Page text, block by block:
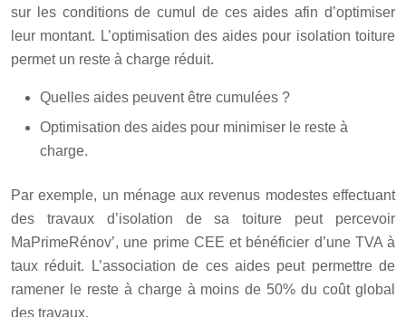
sur les conditions de cumul de ces aides afin d’optimiser
leur montant. L’optimisation des aides pour isolation toiture
permet un reste à charge réduit.
Quelles aides peuvent être cumulées ?
Optimisation des aides pour minimiser le reste à
charge.
Par exemple, un ménage aux revenus modestes effectuant
des travaux d’isolation de sa toiture peut percevoir
MaPrimeRénov’, une prime CEE et bénéficier d’une TVA à
taux réduit. L’association de ces aides peut permettre de
ramener le reste à charge à moins de 50% du coût global
des travaux.